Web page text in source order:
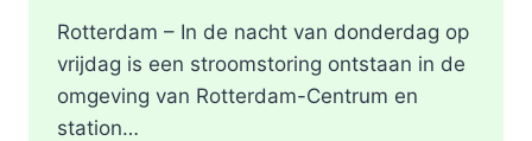
Rotterdam – In de nacht van donderdag op
vrijdag is een stroomstoring ontstaan in de
omgeving van Rotterdam-Centrum en
station…